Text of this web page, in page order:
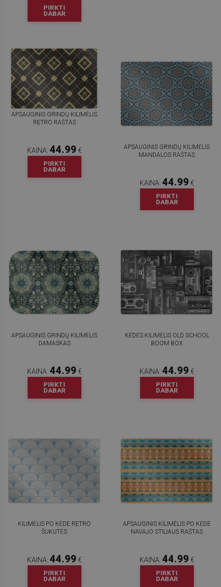
PIRKTI
DABAR
APSAUGINIS GRINDŲ KILIMĖLIS
RETRO RAŠTAS
KAINA: 44.99 €
PIRKTI
DABAR
APSAUGINIS GRINDŲ KILIMĖLIS
MANDALOS RAŠTAS
KAINA: 44.99 €
PIRKTI
DABAR
APSAUGINIS GRINDŲ KILIMĖLIS
DAMASKAS
KAINA: 44.99 €
PIRKTI
DABAR
KĖDĖS KILIMĖLIS OLD SCHOOL
BOOM BOX
KAINA: 44.99 €
PIRKTI
DABAR
KILIMĖLIS PO KĖDE RETRO
ŠUKUTĖS
KAINA: 44.99 €
PIRKTI
DABAR
APSAUGINIS KILIMĖLIS PO KĖDE
NAVAJO STILIAUS RAŠTAS
KAINA: 44.99 €
PIRKTI
DABAR